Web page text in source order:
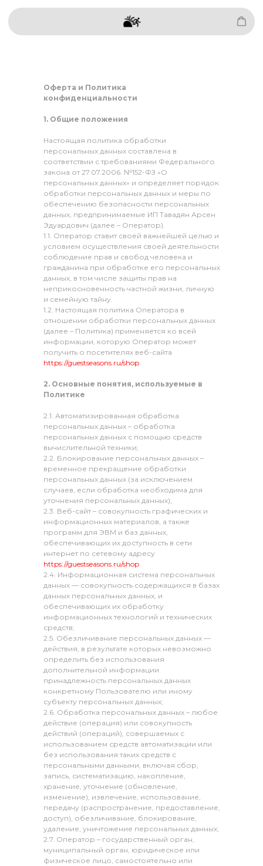
Оферта и Политика
конфиденциальности
1. Общие положения
Настоящая политика обработки
персональных данных составлена в
соответствии с требованиями Федерального
закона от 27.07.2006. №152-ФЗ «О
персональных данных» и определяет порядок
обработки персональных данных и меры по
обеспечению безопасности персональных
данных, предпринимаемые ИП Тавадян Арсен
Эдуардович (далее – Оператор).
1.1. Оператор ставит своей важнейшей целью и
условием осуществления своей деятельности
соблюдение прав и свобод человека и
гражданина при обработке его персональных
данных, в том числе защиты прав на
неприкосновенность частной жизни, личную
и семейную тайну.
1.2. Настоящая политика Оператора в
отношении обработки персональных данных
(далее – Политика) применяется ко всей
информации, которую Оператор может
получить о посетителях веб-сайта
https://guestseasons.ru/shop
2. Основные понятия, используемые в
Политике
2.1. Автоматизированная обработка
персональных данных – обработка
персональных данных с помощью средств
вычислительной техники;
2.2. Блокирование персональных данных –
временное прекращение обработки
персональных данных (за исключением
случаев, если обработка необходима для
уточнения персональных данных);
2.3. Веб-сайт – совокупность графических и
информационных материалов, а также
программ для ЭВМ и баз данных,
обеспечивающих их доступность в сети
интернет по сетевому адресу
https://guestseasons.ru/shop
2.4. Информационная система персональных
данных — совокупность содержащихся в базах
данных персональных данных, и
обеспечивающих их обработку
информационных технологий и технических
средств;
2.5. Обезличивание персональных данных —
действия, в результате которых невозможно
определить без использования
дополнительной информации
принадлежность персональных данных
конкретному Пользователю или иному
субъекту персональных данных;
2.6. Обработка персональных данных – любое
действие (операция) или совокупность
действий (операций), совершаемых с
использованием средств автоматизации или
без использования таких средств с
персональными данными, включая сбор,
запись, систематизацию, накопление,
хранение, уточнение (обновление,
изменение), извлечение, использование,
передачу (распространение, предоставление,
доступ), обезличивание, блокирование,
удаление, уничтожение персональных данных;
2.7. Оператор – государственный орган,
муниципальный орган, юридическое или
физическое лицо, самостоятельно или